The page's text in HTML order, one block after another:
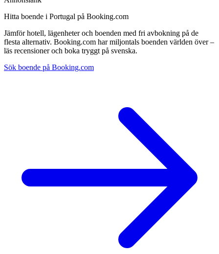
Hitta boende i Portugal på Booking.com
Jämför hotell, lägenheter och boenden med fri avbokning på de
flesta alternativ. Booking.com har miljontals boenden världen över –
läs recensioner och boka tryggt på svenska.
Sök boende på Booking.com